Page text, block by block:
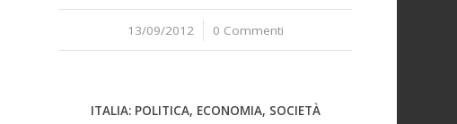
13/09/2012
/ 0 Commenti
ITALIA: POLITICA, ECONOMIA, SOCIETÀ